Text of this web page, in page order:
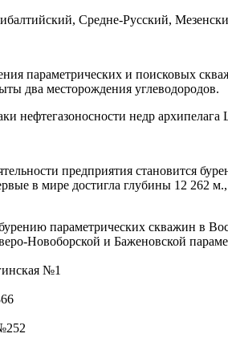
Средне-Русский,
параметрических и поисковых
два месторождения углеводородов.
нефтегазоносности недр
предприятия становится
в мире достигла глубины 12 262
параметрических скважин в
Новоборской и Баженовской
№1